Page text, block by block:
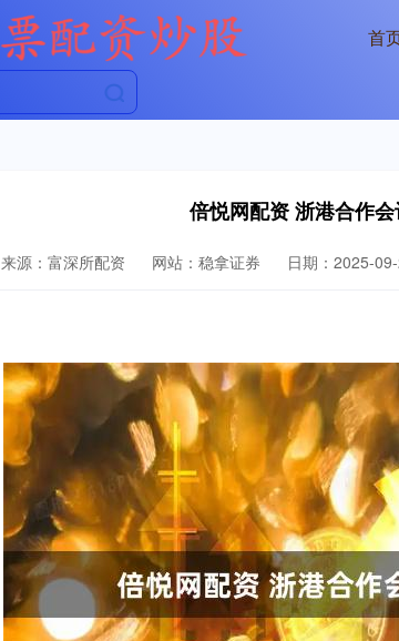
首
倍悦网配资 浙港合作
来源：富深所配资 网站：稳拿证券 日期：2025-